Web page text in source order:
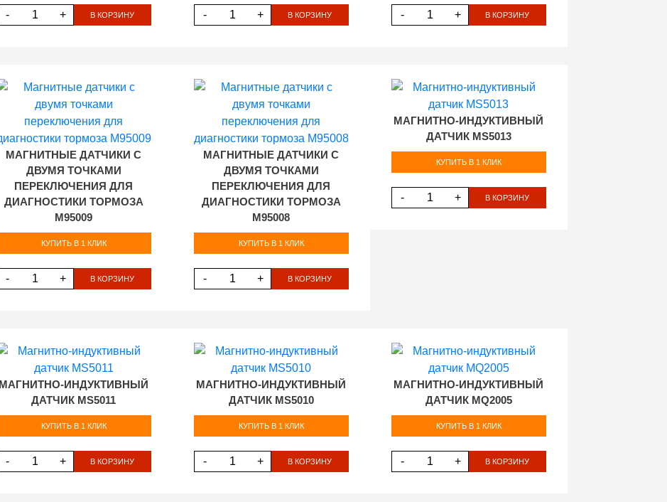
- + В КОРЗИНУ - + В КОРЗИНУ - + В КОРЗИНУ
МАГНИТНЫЕ ДАТЧИКИ С
ДВУМЯ ТОЧКАМИ
ПЕРЕКЛЮЧЕНИЯ ДЛЯ
ДИАГНОСТИКИ ТОРМОЗА
M95009
КУПИТЬ В 1 КЛИК
- + В КОРЗИНУ
МАГНИТНЫЕ ДАТЧИКИ С
ДВУМЯ ТОЧКАМИ
ПЕРЕКЛЮЧЕНИЯ ДЛЯ
ДИАГНОСТИКИ ТОРМОЗА
M95008
КУПИТЬ В 1 КЛИК
- + В КОРЗИНУ
МАГНИТНО-ИНДУКТИВНЫЙ
ДАТЧИК MS5013
КУПИТЬ В 1 КЛИК
- + В КОРЗИНУ
МАГНИТНО-ИНДУКТИВНЫЙ
ДАТЧИК MS5011
КУПИТЬ В 1 КЛИК
- + В КОРЗИНУ
МАГНИТНО-ИНДУКТИВНЫЙ
ДАТЧИК MS5010
КУПИТЬ В 1 КЛИК
- + В КОРЗИНУ
МАГНИТНО-ИНДУКТИВНЫЙ
ДАТЧИК MQ2005
КУПИТЬ В 1 КЛИК
- + В КОРЗИНУ